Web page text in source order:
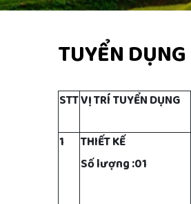
TUYỂN DỤNG
STTVỊ TRÍ TUYỂN DỤNG
1
THIẾT KẾ
Số lượng :01